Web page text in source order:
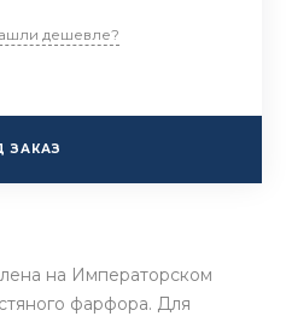
дешевле?
ЗАКАЗ
на Императорском
фарфора. Для